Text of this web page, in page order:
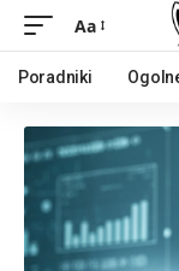
Aa
Poradniki